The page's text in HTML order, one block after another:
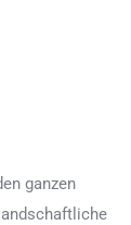
ganzen